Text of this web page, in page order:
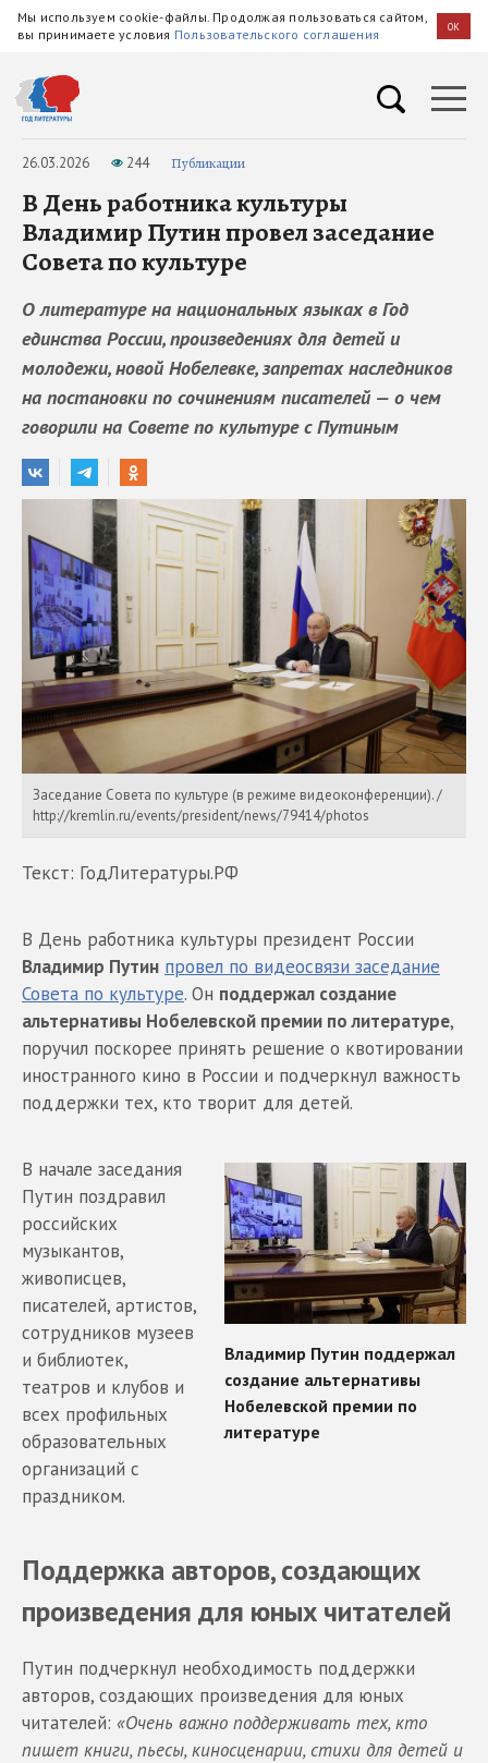
Мы используем cookie-файлы. Продолжая пользоваться сайтом,
вы принимаете условия Пользовательского соглашения OK
26.03.2026 244 Публикации
В День работника культуры
Владимир Путин провел заседание
Совета по культуре
О литературе на национальных языках в Год
единства России, произведениях для детей и
молодежи, новой Нобелевке, запретах наследников
на постановки по сочинениям писателей — о чем
говорили на Совете по культуре с Путиным
Заседание Совета по культуре (в режиме видеоконференции). /
http://kremlin.ru/events/president/news/79414/photos
Текст: ГодЛитературы.РФ
В День работника культуры президент России
Владимир Путин провел по видеосвязи заседание
Совета по культуре. Он поддержал создание
альтернативы Нобелевской премии по литературе,
поручил поскорее принять решение о квотировании
иностранного кино в России и подчеркнул важность
поддержки тех, кто творит для детей.
В начале заседания
Путин поздравил
российских
музыкантов,
живописцев,
писателей, артистов,
сотрудников музеев
и библиотек,
театров и клубов и
всех профильных
образовательных
организаций с
праздником.
Поддержка авторов, создающих
произведения для юных читателей
Путин подчеркнул необходимость поддержки
авторов, создающих произведения для юных
читателей: «Очень важно поддерживать тех, кто
пишет книги, пьесы, киносценарии, стихи для детей и